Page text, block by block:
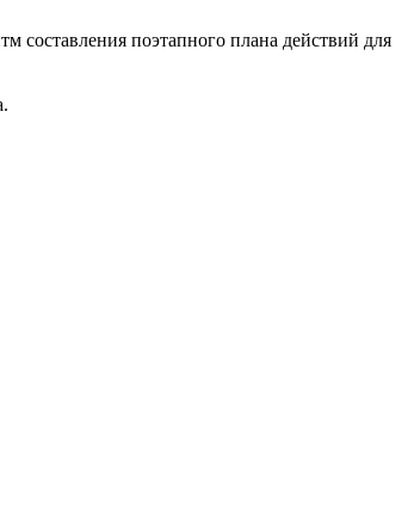
составления поэтапного плана действий для